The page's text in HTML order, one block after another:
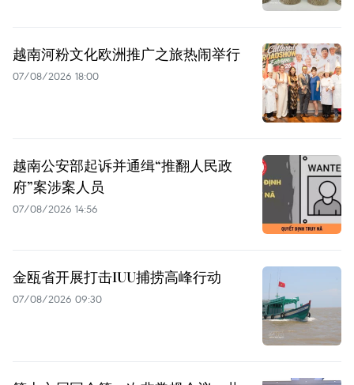
越南河粉文化欧洲推广之旅热闹举行
07/08/2026 18:00
越南公安部起诉并通缉“推翻人民政
府”案涉案人员
07/08/2026 14:56
金瓯省开展打击IUU捕捞高峰行动
07/08/2026 09:30